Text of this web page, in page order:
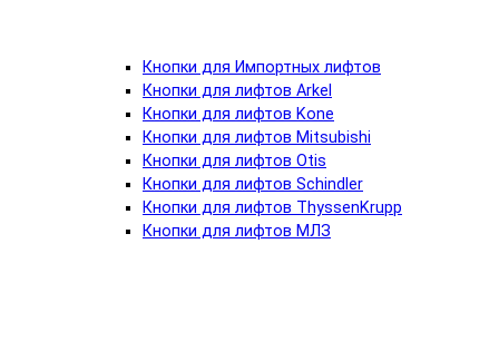
Кнопки для Импортных лифтов
Кнопки для лифтов Arkel
Кнопки для лифтов Kone
Кнопки для лифтов Mitsubishi
Кнопки для лифтов Otis
Кнопки для лифтов Schindler
Кнопки для лифтов ThyssenKrupp
Кнопки для лифтов МЛЗ